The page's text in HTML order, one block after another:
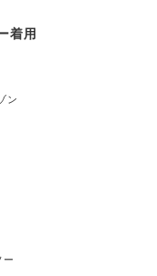
着用
ン
ー